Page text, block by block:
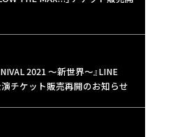
2021 〜新世界〜』LINE
演チケット販売再開のお知らせ